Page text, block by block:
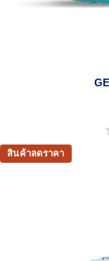
สินค้าลดราคา